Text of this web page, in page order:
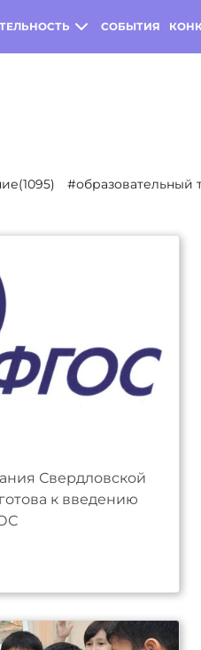
СОБЫТИЯ
#образовательный
Свердловской
к введению